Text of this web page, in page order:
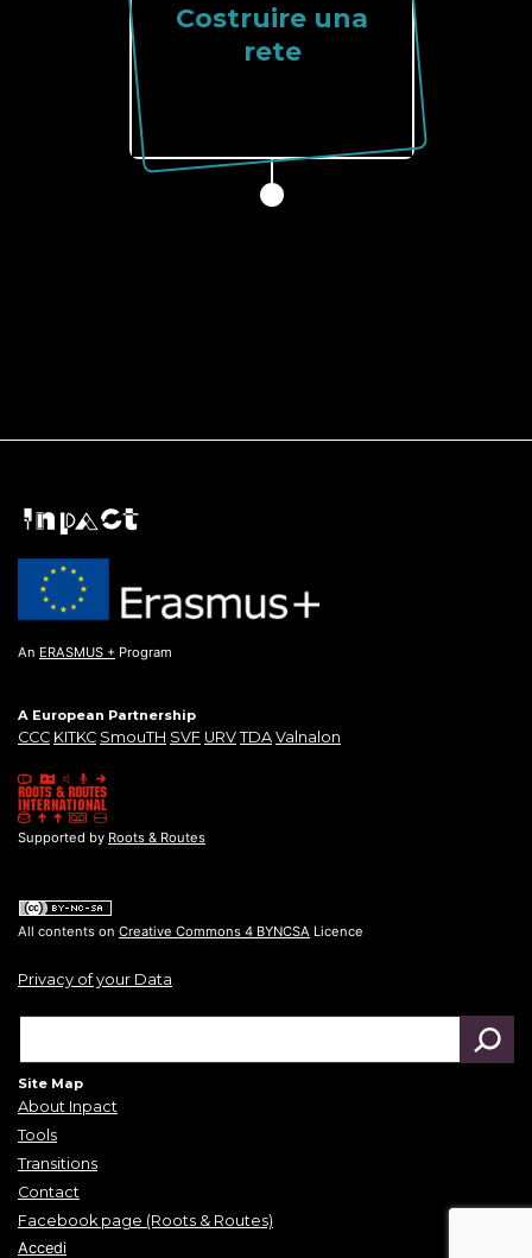
Costruire una
rete
An ERASMUS + Program
A European Partnership
CCC KITKC SmouTH SVF URV TDA Valnalon
Supported by Roots & Routes
All contents on Creative Commons 4 BYNCSA Licence
Privacy of your Data
Site Map
About Inpact
Tools
Transitions
Contact
Facebook page (Roots & Routes)
Accedi